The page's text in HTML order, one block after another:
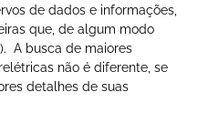
de dados e informações,
que, de algum modo
A busca de maiores
não é diferente, se
detalhes de suas